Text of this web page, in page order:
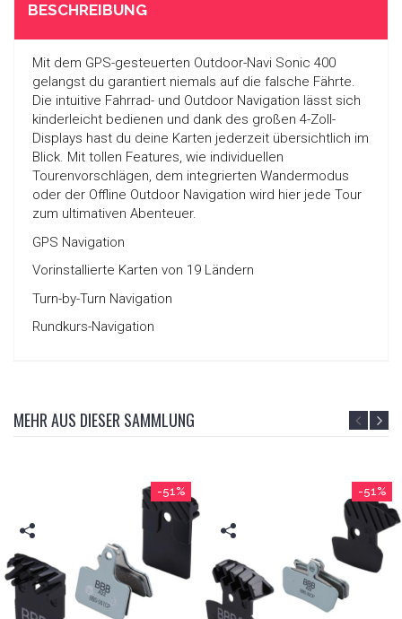
BESCHREIBUNG
Mit dem GPS-gesteuerten Outdoor-Navi Sonic 400
gelangst du garantiert niemals auf die falsche Fährte.
Die intuitive Fahrrad- und Outdoor Navigation lässt sich
kinderleicht bedienen und dank des großen 4-Zoll-
Displays hast du deine Karten jederzeit übersichtlich im
Blick. Mit tollen Features, wie individuellen
Tourenvorschlägen, dem integrierten Wandermodus
oder der Offline Outdoor Navigation wird hier jede Tour
zum ultimativen Abenteuer.
GPS Navigation
Vorinstallierte Karten von 19 Ländern
Turn-by-Turn Navigation
Rundkurs-Navigation
MEHR AUS DIESER SAMMLUNG
-51% -51%